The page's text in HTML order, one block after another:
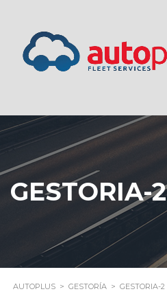
GESTORIA-2
AUTOPLUS > GESTORÍA > GESTORIA-2